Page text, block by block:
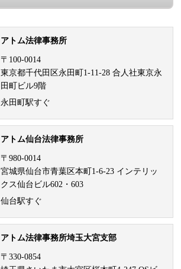
アトム法律事務所
〒100-0014
東京都千代田区永田町1-11-28 合人社東京永
田町ビル9階
永田町駅すぐ
アトム仙台法律事務所
〒980-0014
宮城県仙台市青葉区本町1-6-23 インテリッ
クス仙台ビル602・603
仙台駅すぐ
アトム法律事務所埼玉大宮支部
〒330-0854